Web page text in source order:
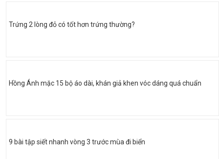
Trứng 2 lòng đỏ có tốt hơn trứng thường?
Hồng Ánh mặc 15 bộ áo dài, khán giả khen vóc dáng quá chuẩn
9 bài tập siết nhanh vòng 3 trước mùa đi biển